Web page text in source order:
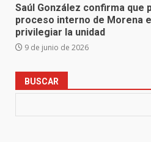
Saúl González confirma que
proceso interno de Morena
privilegiar la unidad
9 de junio de 2026
BUSCAR